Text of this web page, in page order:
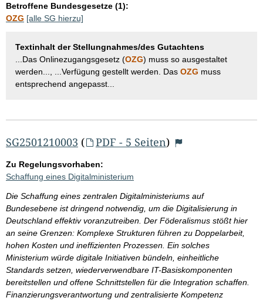
Betroffene Bundesgesetze (1):
OZG [alle SG hierzu]
Textinhalt der Stellungnahmes/des Gutachtens
...Das Onlinezugangsgesetz (OZG) muss so ausgestaltet
werden..., ...Verfügung gestellt werden. Das OZG muss
entsprechend angepasst...
SG2501210003 ( PDF - 5 Seiten)
Zu Regelungsvorhaben:
Schaffung eines Digitalministerium
Die Schaffung eines zentralen Digitalministeriums auf
Bundesebene ist dringend notwendig, um die Digitalisierung in
Deutschland effektiv voranzutreiben. Der Föderalismus stößt hier
an seine Grenzen: Komplexe Strukturen führen zu Doppelarbeit,
hohen Kosten und ineffizienten Prozessen. Ein solches
Ministerium würde digitale Initiativen bündeln, einheitliche
Standards setzen, wiederverwendbare IT-Basiskomponenten
bereitstellen und offene Schnittstellen für die Integration schaffen.
Finanzierungsverantwortung und zentralisierte Kompetenz